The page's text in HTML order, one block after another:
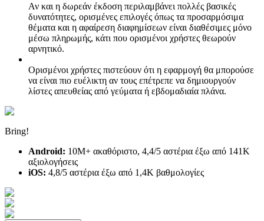
Αν και η δωρεάν έκδοση περιλαμβάνει πολλές βασικές
δυνατότητες, ορισμένες επιλογές όπως τα προσαρμόσιμα
θέματα και η αφαίρεση διαφημίσεων είναι διαθέσιμες μόνο
μέσω πληρωμής, κάτι που ορισμένοι χρήστες θεωρούν
αρνητικό.
Ορισμένοι χρήστες πιστεύουν ότι η εφαρμογή θα μπορούσε
να είναι πιο ευέλικτη αν τους επέτρεπε να δημιουργούν
λίστες απευθείας από γεύματα ή εβδομαδιαία πλάνα.
Bring!
Android: 10M+ ακαθόριστο, 4,4/5 αστέρια έξω από 141K
αξιολογήσεις
iOS: 4,8/5 αστέρια έξω από 1,4K βαθμολογίες